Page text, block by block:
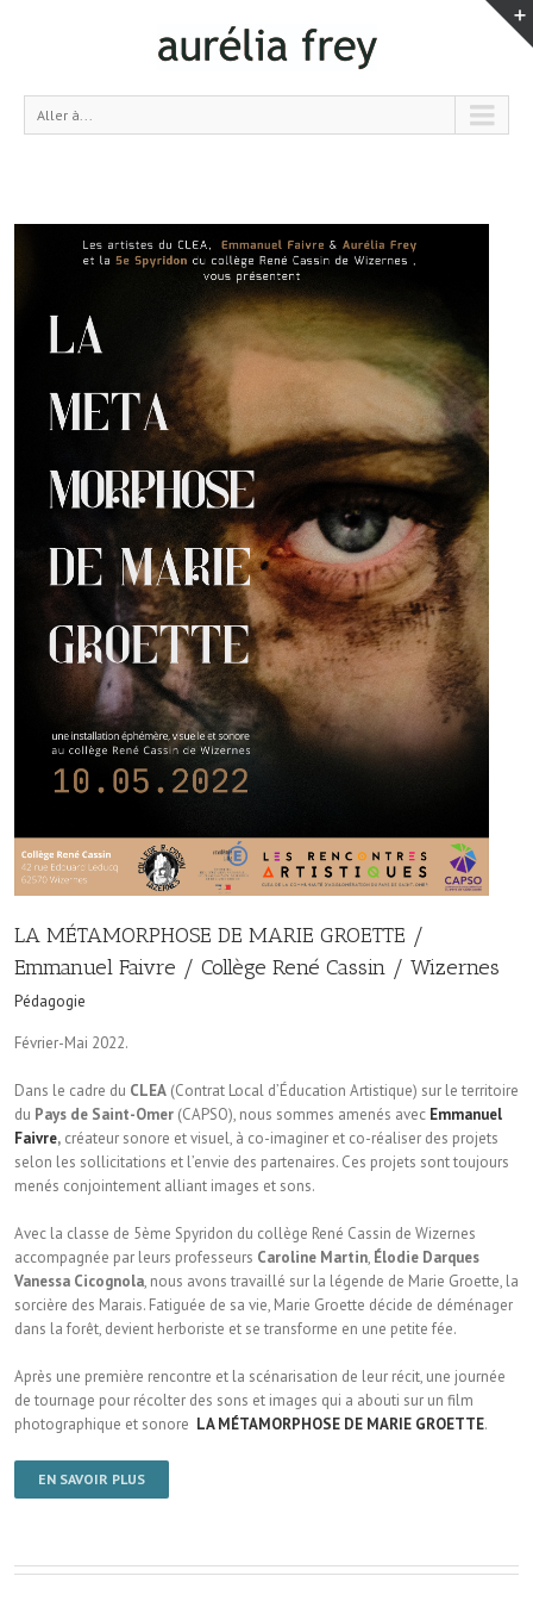
Aller à...
LA MÉTAMORPHOSE DE MARIE GROETTE /
Emmanuel Faivre / Collège René Cassin / Wizernes
Pédagogie
Février-Mai 2022.
Dans le cadre du CLEA (Contrat Local d’Éducation Artistique) sur le territoire
du Pays de Saint-Omer (CAPSO), nous sommes amenés avec Emmanuel
Faivre, créateur sonore et visuel, à co-imaginer et co-réaliser des projets
selon les sollicitations et l’envie des partenaires. Ces projets sont toujours
menés conjointement alliant images et sons.
Avec la classe de 5ème Spyridon du collège René Cassin de Wizernes
accompagnée par leurs professeurs Caroline Martin, Élodie Darques
Vanessa Cicognola, nous avons travaillé sur la légende de Marie Groette, la
sorcière des Marais. Fatiguée de sa vie, Marie Groette décide de déménager
dans la forêt, devient herboriste et se transforme en une petite fée.
Après une première rencontre et la scénarisation de leur récit, une journée
de tournage pour récolter des sons et images qui a abouti sur un film
photographique et sonore LA MÉTAMORPHOSE DE MARIE GROETTE.
EN SAVOIR PLUS